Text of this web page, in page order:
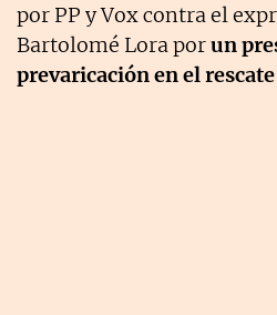
por PP y Vox contra el
Bartolomé Lora porun
prevaricación en el